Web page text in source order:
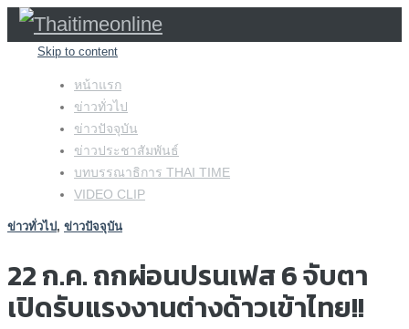
Skip to content
หน้าแรก
ข่าวทั่วไป
ข่าวปัจจุบัน
ข่าวประชาสัมพันธ์
บทบรรณาธิการ THAI TIME
VIDEO CLIP
ข่าวทั่วไป, ข่าวปัจจุบัน
22 ก.ค. ถกผ่อนปรนเฟส 6 จับตา
เปิดรับแรงงานต่างด้าวเข้าไทย!!